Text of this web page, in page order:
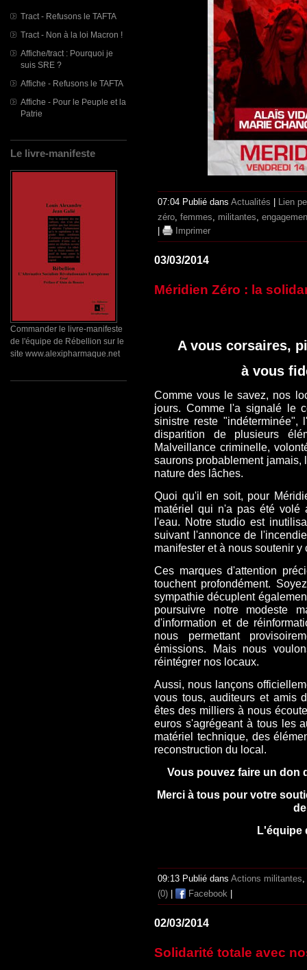
Tract - Refusons le TAFTA
Tract - Non à la loi Macron !
Affiche/tract : Pourquoi je
suis SRE ?
Affiche - Refusons le TAFTA
Affiche - Pour le Peuple et la
Patrie
Le livre-manifeste
Commander le livre-manifeste
de l'équipe de Rébellion sur le
site www.alexipharmaque.net
07:04 Publié dans Actualités
Lien
zéro femmes militantes
Imprimer
03/03/2014
Méridien Zéro : la
A vous corsaires,
à vous
Comme vous le savez, nos
jours. Comme l'a signalé le
sinistre reste
disparition de plusieurs
Malveillance criminelle,
saurons probablement jamais,
nature des lâches.
Quoi qu'il en soit, pour
matériel qui n'a pas été
l'eau. Notre studio est
suivant l'annonce de
manifester et à nous soutenir
Ces marques d'attention
touchent profondément.
sympathie décuplent
poursuivre notre modeste
d'information et de
nous permettant
émissions. Mais nous
réintégrer nos locaux.
Aussi, nous lançons
vous tous, auditeurs et amis
êtes des milliers à nous
euros s'agrégeant à tous les
matériel technique, des
reconstruction du local.
Vous pouvez faire un don
Merci à tous pour votre
L'équipe
09:13 Publié dans Actions militantes
(0)
Facebook
02/03/2014
Solidarité totale avec